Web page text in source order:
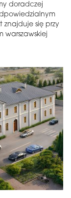
doradczej
znajduje się przy
warszawskiej